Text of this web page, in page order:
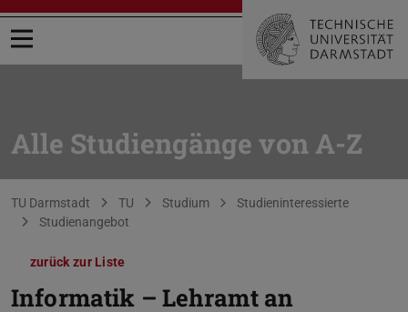
Menü öffnen
Alle Studiengänge von A-Z
Sie befinden sich hier:
TU Darmstadt TU Studium
Studieninteressierte
Studienangebot
zurück zur Liste
Informatik – Lehramt an